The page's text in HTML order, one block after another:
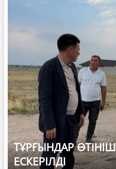
ТҰРҒЫНДАР
ЕСКЕРІЛДІ